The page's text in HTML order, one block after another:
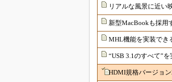
リアルな風景に近い
新型MacBookも採
MHL機能を実装でき
“USB 3.1のすべて”
HDMI規格バージョ